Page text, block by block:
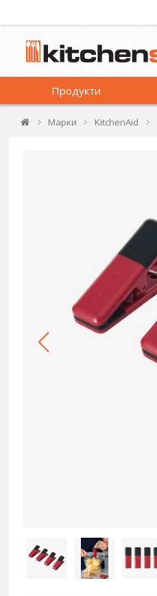
Продукти
Марки KitchenAid